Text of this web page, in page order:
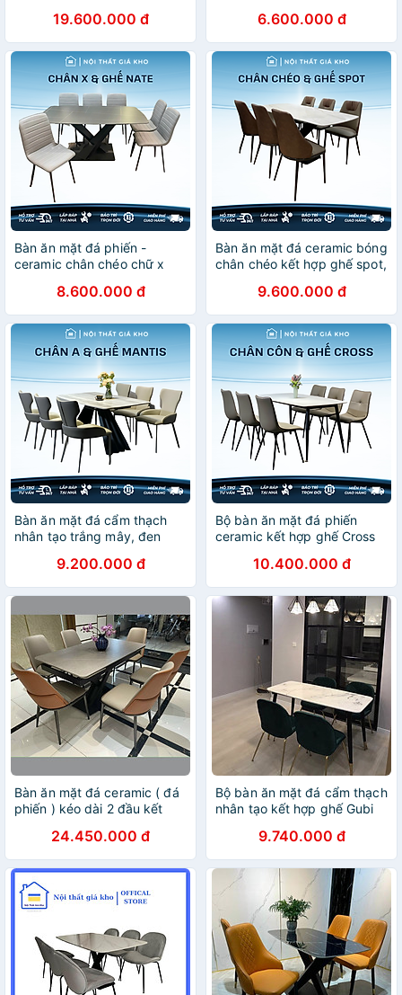
19.600.000 đ
trám đẹp hiện đại
6.600.000 đ
Bàn ăn mặt đá phiến -
ceramic chân chéo chữ x
mặt đá 4 ghế, 6 ghế
8.600.000 đ
Bàn ăn mặt đá ceramic bóng
chân chéo kết hợp ghế spot,
ghế 6 ghế 8 ghế
9.600.000 đ
Bàn ăn mặt đá cẩm thạch
nhân tạo trắng mây, đen
ghế 6 ghế 8 ghế Mantis
9.200.000 đ
Bộ bàn ăn mặt đá phiến
ceramic kết hợp ghế Cross
10.400.000 đ
Bàn ăn mặt đá ceramic ( đá
phiến ) kéo dài 2 đầu kết
24.450.000 đ
Bộ bàn ăn mặt đá cẩm thạch
nhân tạo kết hợp ghế Gubi
9.740.000 đ